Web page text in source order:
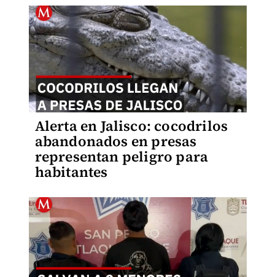
Alerta en Jalisco: cocodrilos
abandonados en presas
representan peligro para
habitantes